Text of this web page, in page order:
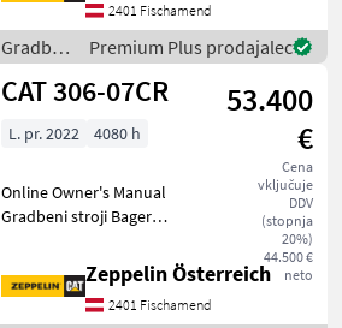
2401 Fischamend
Gradbeni
stroji /
CAT
Premium Plus prodajalec
CAT 306-07CR
53.400
€
Cena
vključuje
DDV
(stopnja
20%)
44.500 €
neto
L. pr. 2022 4080 h
Online Owner's Manual
Gradbeni stroji Bager
Zeppelin Österreich
2401 Fischamend